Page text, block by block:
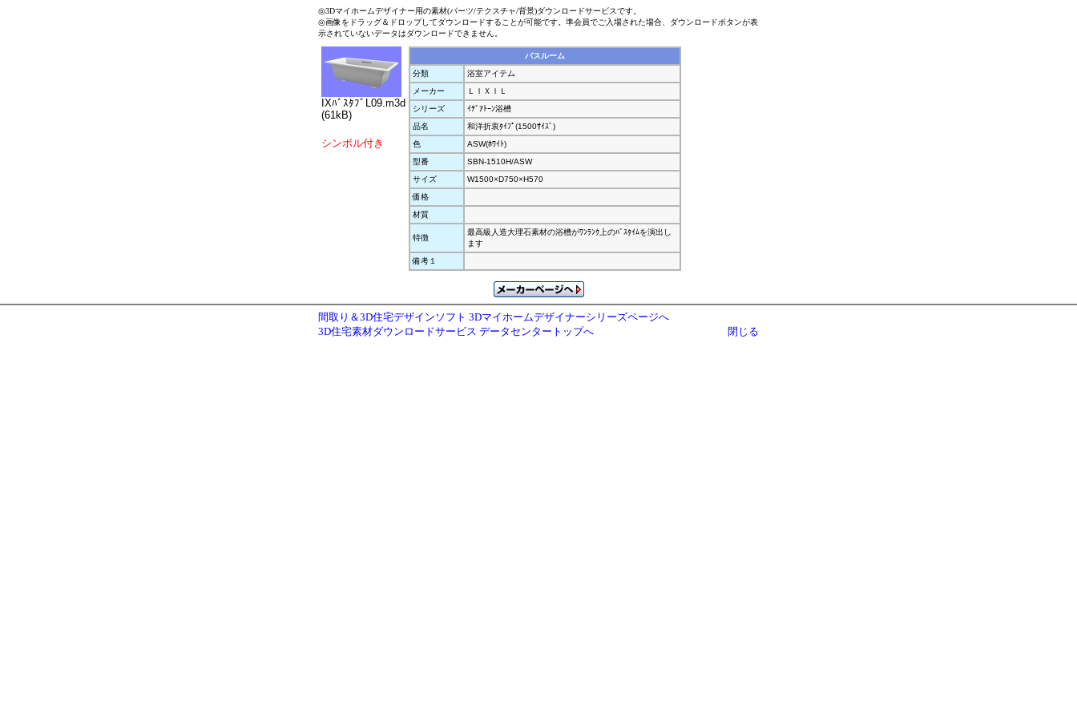
◎3Dマイホームデザイナー用の素材(パーツ/テクスチャ/背景)ダウンロードサービスです。
◎画像をドラッグ＆ドロップしてダウンロードすることが可能です。準会員でご入場された場合、ダウンロードボタンが表
示されていないデータはダウンロードできません。
IXﾊﾞｽﾀﾌﾞL09.m3d
(61kB)
シンボル付き
バスルーム
分類
浴室アイテム
メーカー
ＬＩＸＩＬ
シリーズ
ｲﾃﾞｱﾄｰﾝ浴槽
品名
和洋折衷ﾀｲﾌﾟ(1500ｻｲｽﾞ)
色
ASW(ﾎﾜｲﾄ)
型番
SBN-1510H/ASW
サイズ
W1500×D750×H570
価格
材質
特徴
最高級人造大理石素材の浴槽がﾜﾝﾗﾝｸ上のﾊﾞｽﾀｲﾑを演出し
ます
備考１
間取り＆3D住宅デザインソフト 3Dマイホームデザイナーシリーズページへ
3D住宅素材ダウンロードサービス データセンタートップへ
閉じる